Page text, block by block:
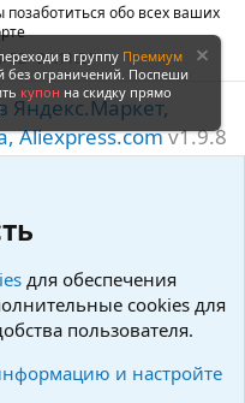
обо всех ваших
52 24.11.21
Яндекс.Маркет,
Aliexpress.comv1.9.8
каталога товаров
7 20.03.25
для Opencart и
к ИМ неограниченного
прайс-лист
в группу Премиум
без ограничений. Поспеши
купон на скидку прямо
для обеспечения
cookies для
пользователя.
и настройте